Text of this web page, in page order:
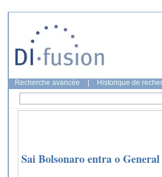
Recherche avancée Historique de
Sai Bolsonaro entra o